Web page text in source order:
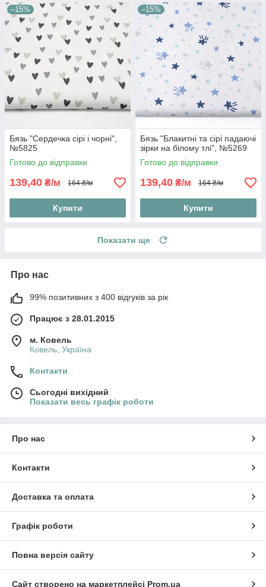
–15%
Бязь "Сердечка сірі і чорні",
№5825
Готово до відправки
139,40 ₴/м 164 ₴/м
Купити
–15%
Бязь "Блакитні та сірі падаючі
зірки на білому тлі", №5269
Готово до відправки
139,40 ₴/м 164 ₴/м
Купити
Показати ще
Про нас
99% позитивних з 400 відгуків за рік
Працює з 28.01.2015
м. Ковель
Ковель, Україна
Контакти
Сьогодні вихідний
Показати весь графік роботи
Про нас
Контакти
Доставка та оплата
Графік роботи
Повна версія сайту
Сайт створено на маркетплейсі Prom.ua